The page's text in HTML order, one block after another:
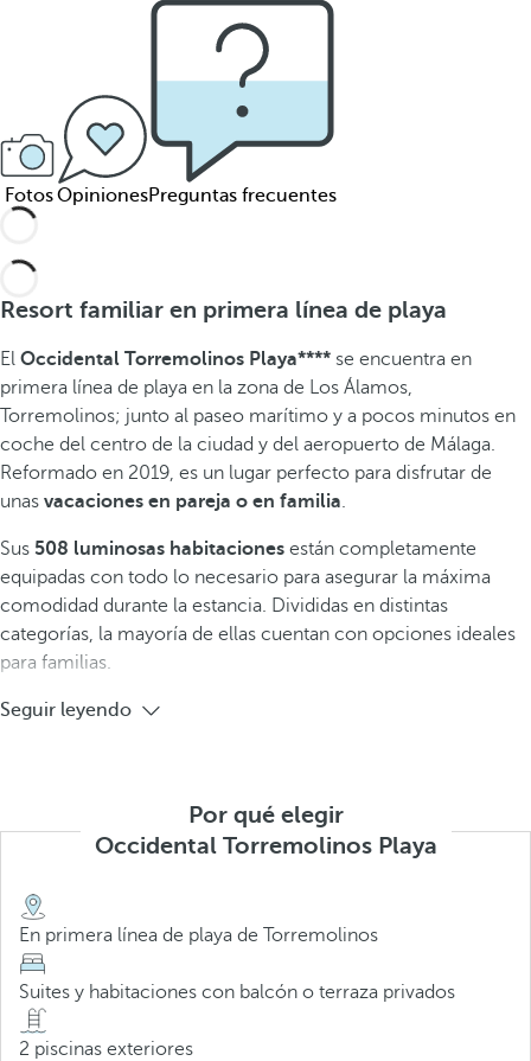
FotosOpinionesPreguntas frecuentes
Resort familiar en primera línea de playa
El Occidental Torremolinos Playa**** se encuentra en
primera línea de playa en la zona de Los Álamos,
Torremolinos; junto al paseo marítimo y a pocos minutos en
coche del centro de la ciudad y del aeropuerto de Málaga.
Reformado en 2019, es un lugar perfecto para disfrutar de
unas vacaciones en pareja o en familia.
Sus 508 luminosas habitaciones están completamente
equipadas con todo lo necesario para asegurar la máxima
comodidad durante la estancia. Divididas en distintas
categorías, la mayoría de ellas cuentan con opciones ideales
para familias.
Seguir leyendo
Por qué elegir
Occidental Torremolinos Playa
En primera línea de playa de Torremolinos
Suites y habitaciones con balcón o terraza privados
2 piscinas exteriores